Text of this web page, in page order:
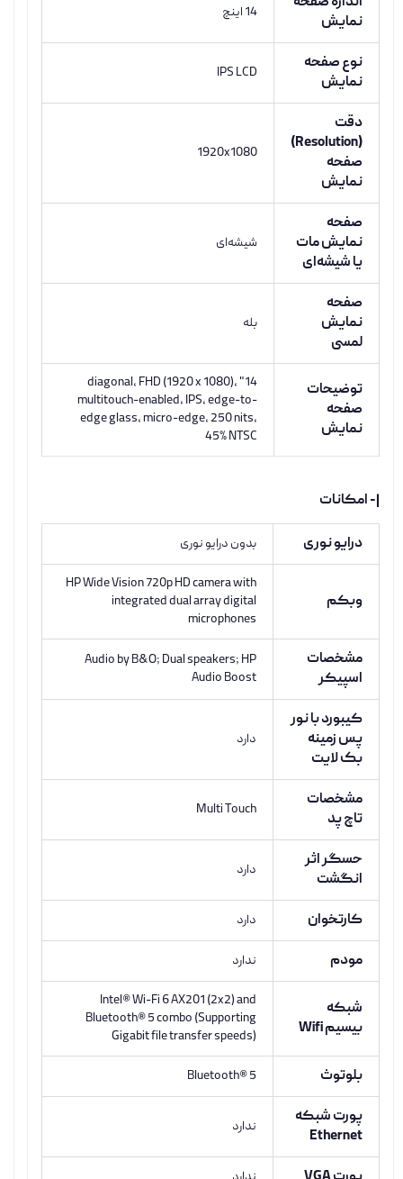
نمایش
14 اینچ
نوع صفحه
نمایش
IPS LCD
دقت
(Resolution)
صفحه
نمایش
1920x1080
صفحه
نمایش مات
یا شیشه‌ای
شیشه‌ای
صفحه
نمایش
لمسی
بله
توضیحات
صفحه
نمایش
14" diagonal, FHD (1920 x 1080),
multitouch-enabled, IPS, edge-to-
edge glass, micro-edge, 250 nits,
45% NTSC
|- امکانات
درایو نوری بدون درایو نوری
وبکم
HP Wide Vision 720p HD camera with
integrated dual array digital
microphones
مشخصات
اسپیکر
Audio by B&O; Dual speakers; HP
Audio Boost
کیبورد با نور
پس زمینه
بک لایت
دارد
مشخصات
تاچ پد
Multi Touch
حسگر اثر
انگشت
دارد
کارتخوان دارد
مودم ندارد
شبکه
بیسیم Wifi
Intel® Wi-Fi 6 AX201 (2x2) and
Bluetooth® 5 combo (Supporting
Gigabit file transfer speeds)
بلوتوث Bluetooth® 5
پورت شبکه
Ethernet
ندارد